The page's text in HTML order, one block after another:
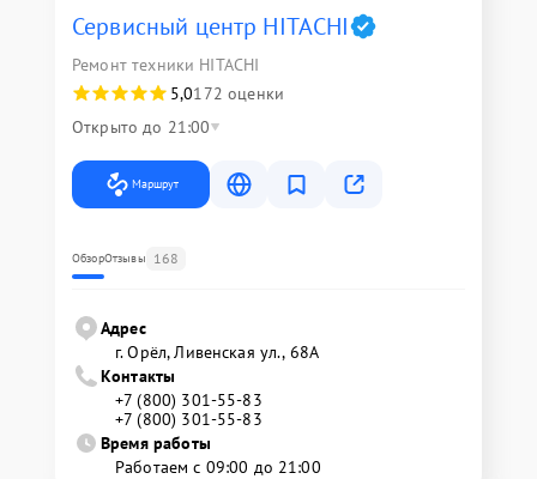
Сервисный центр HITACHI
Ремонт техники HITACHI
5,0172 оценки
Открыто до 21:00
Маршрут
ОбзорОтзывы 168
Адрес
г. Орёл, Ливенская ул., 68А
Контакты
+7 (800) 301-55-83
+7 (800) 301-55-83
Время работы
Работаем с 09:00 до 21:00